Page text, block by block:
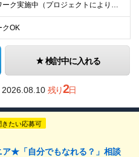
★リモートワーク実施中（プロジェクトによりフルリモートもあり） ★配属先は希望を最⼤限考慮
クOK
検討中に入れる
2026.08.10 残り2日
きたい応募可
ア★「自分でもなれる？」相談